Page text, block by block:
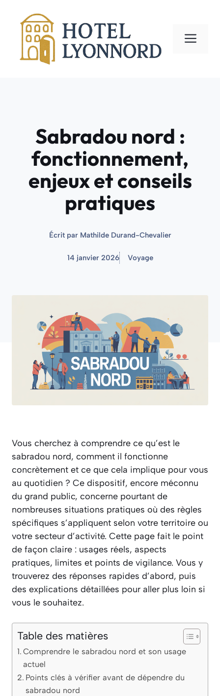
contenu
Sabradou nord :
fonctionnement,
enjeux et conseils
pratiques
Écrit par Mathilde Durand-Chevalier
14 janvier 2026 Voyage
Vous cherchez à comprendre ce qu’est le
sabradou nord, comment il fonctionne
concrètement et ce que cela implique pour vous
au quotidien ? Ce dispositif, encore méconnu
du grand public, concerne pourtant de
nombreuses situations pratiques où des règles
spécifiques s’appliquent selon votre territoire ou
votre secteur d’activité. Cette page fait le point
de façon claire : usages réels, aspects
pratiques, limites et points de vigilance. Vous y
trouverez des réponses rapides d’abord, puis
des explications détaillées pour aller plus loin si
vous le souhaitez.
Table des matières
Comprendre le sabradou nord et son usage
actuel
Points clés à vérifier avant de dépendre du
sabradou nord